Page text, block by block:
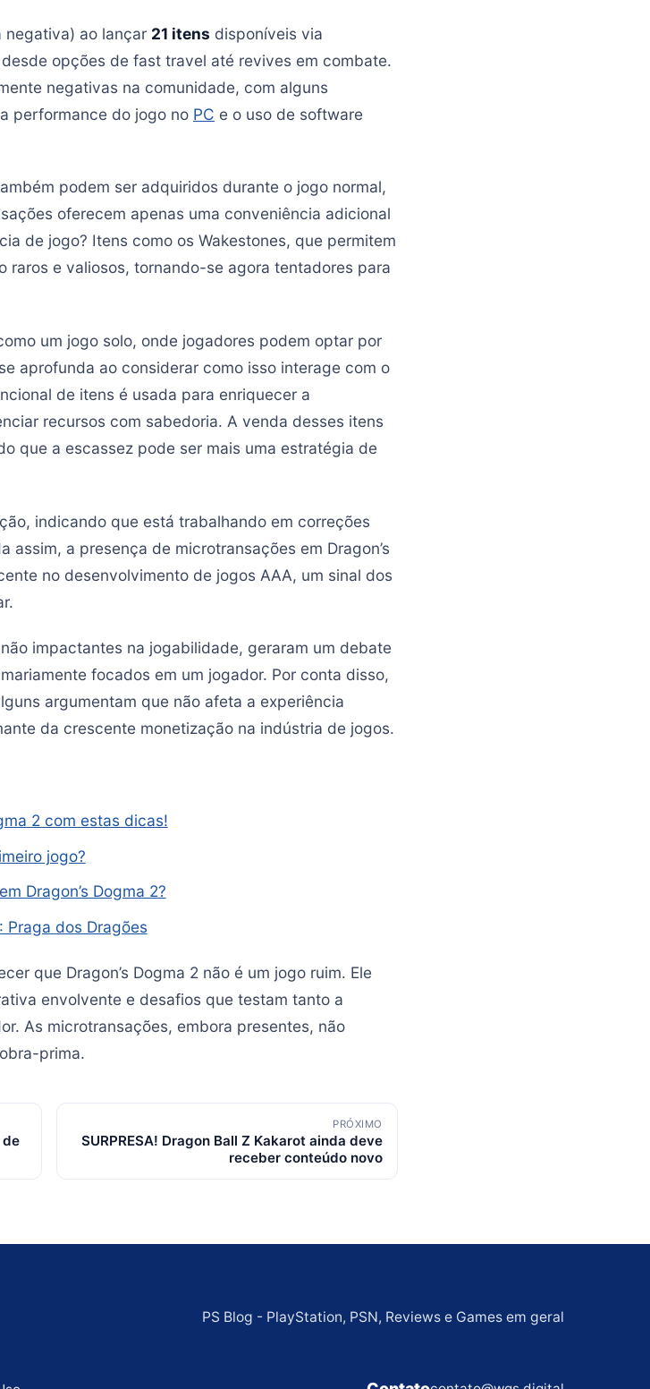
negativa) ao lançar 21 itens disponíveis via
opções de fast travel até revives em combate.
negativas na comunidade, com alguns
performance do jogo no PC e o uso de software
podem ser adquiridos durante o jogo normal,
oferecem apenas uma conveniência adicional
de jogo? Itens como os Wakestones, que permitem
raros e valiosos, tornando-se agora tentadores para
um jogo solo, onde jogadores podem optar por
aprofunda ao considerar como isso interage com o
de itens é usada para enriquecer a
recursos com sabedoria. A venda desses itens
que a escassez pode ser mais uma estratégia de
indicando que está trabalhando em correções
assim, a presença de microtransações em Dragon’s
no desenvolvimento de jogos AAA, um sinal dos
impactantes na jogabilidade, geraram um debate
focados em um jogador. Por conta disso,
argumentam que não afeta a experiência
da crescente monetização na indústria de jogos.
2 com estas dicas!
jogo?
Dragon’s Dogma 2?
Praga dos Dragões
que Dragon’s Dogma 2 não é um jogo ruim. Ele
envolvente e desafios que testam tanto a
As microtransações, embora presentes, não
prima.
de
PRÓXIMO
SURPRESA! Dragon Ball Z Kakarot ainda deve
receber conteúdo novo
PS Blog - PlayStation, PSN, Reviews e Games em geral